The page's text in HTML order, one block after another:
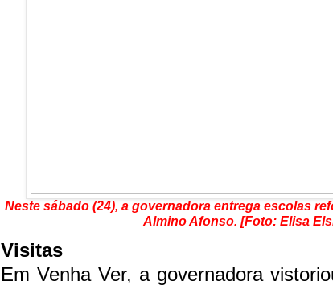
Neste sábado (24), a governadora entrega escolas
Almino Afonso. [Foto: Elisa
Visitas
Em Venha Ver, a governadora